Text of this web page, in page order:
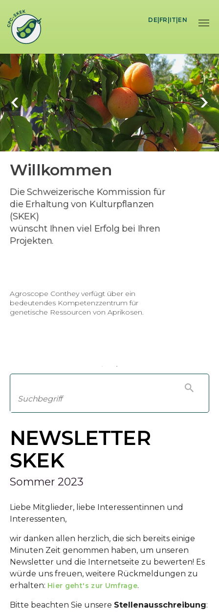
DE| FR IT EN
Willkommen
Die Schweizerische Kommission für
die Erhaltung von Kulturpflanzen
(SKEK)
wünscht Ihnen viel Erfolg bei Ihren
Projekten.
Agroscope Conthey verfügt über ein
bedeutendes Kompetenzzentrum für
genetische Ressourcen von Aprikosen.
NEWSLETTER
SKEK
Sommer 2023
Liebe Mitglieder, liebe Interessentinnen und
Interessenten,
wir danken allen herzlich, die sich bereits einige
Minuten Zeit genommen haben, um unseren
Newsletter und die Internetseite zu bewerten! Es
würde uns freuen, weitere Rückmeldungen zu
erhalten: Hier geht's zur Umfrage.
Bitte beachten Sie unsere Stellenausschreibung: